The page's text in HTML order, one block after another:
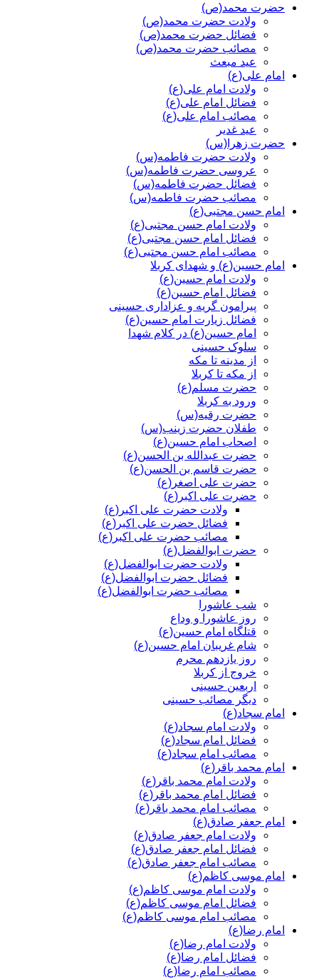
حضرت محمد(ص)
ولادت حضرت محمد(ص)
فضائل حضرت محمد(ص)
مصائب حضرت محمد(ص)
عید مبعث
امام علی(ع)
ولادت امام علی(ع)
فضائل امام علی(ع)
مصائب امام علی(ع)
عید غدیر
حضرت زهرا(س)
ولادت حضرت فاطمه(س)
عروسی حضرت فاطمه(س)
فضائل حضرت فاطمه(س)
مصائب حضرت فاطمه(س)
امام حسن مجتبی(ع)
ولادت امام حسن مجتبی(ع)
فضائل امام حسن مجتبی(ع)
مصائب امام حسن مجتبی(ع)
امام حسین(ع) و شهدای کربلا
ولادت امام حسین(ع)
فضائل امام حسین(ع)
پیرامون گریه و عزاداری حسینی
فضائل زیارت امام حسین(ع)
امام حسین(ع) در کلام شهدا
سلوک حسینی
از مدینه تا مکه
از مکه تا کربلا
حضرت مسلم(ع)
ورود به کربلا
حضرت رقیه(س)
طفلان حضرت زینب(س)
اصحاب امام حسین(ع)
حضرت عبدالله بن الحسن(ع)
حضرت قاسم بن الحسن(ع)
حضرت علی اصغر(ع)
حضرت علی اکبر(ع)
ولادت حضرت علی اکبر(ع)
فضائل حضرت علی اکبر(ع)
مصائب حضرت علی اکبر(ع)
حضرت ابوالفضل(ع)
ولادت حضرت ابوالفضل(ع)
فضائل حضرت ابوالفضل(ع)
مصائب حضرت ابوالفضل(ع)
شب عاشورا
روز عاشورا و وداع
قتلگاه امام حسین(ع)
شام غریبان امام حسین(ع)
روز یازدهم محرم
خروج از کربلا
اربعین حسینی
دیگر مصائب حسینی
امام سجاد(ع)
ولادت امام سجاد(ع)
فضائل امام سجاد(ع)
مصائب امام سجاد(ع)
امام محمد باقر(ع)
ولادت امام محمد باقر(ع)
فضائل امام محمد باقر(ع)
مصائب امام محمد باقر(ع)
امام جعفر صادق(ع)
ولادت امام جعفر صادق(ع)
فضائل امام جعفر صادق(ع)
مصائب امام جعفر صادق(ع)
امام موسی کاظم(ع)
ولادت امام موسی کاظم(ع)
فضائل امام موسی کاظم(ع)
مصائب امام موسی کاظم(ع)
امام رضا(ع)
ولادت امام رضا(ع)
فضائل امام رضا(ع)
مصائب امام رضا(ع)